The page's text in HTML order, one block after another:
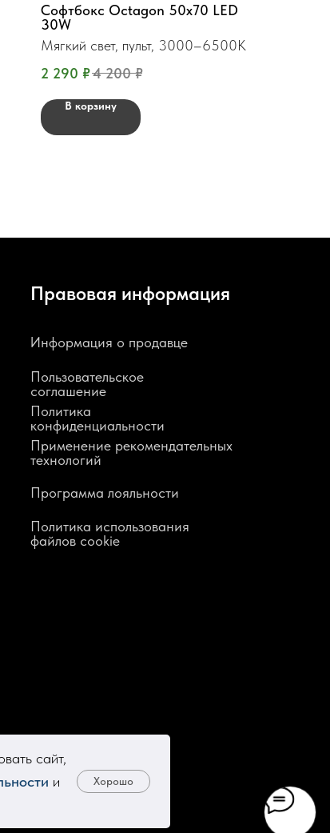
Софтбокс Octagon 50x70 LED
30W
Мягкий свет, пульт, 3000–6500K
2 290 ₽4 200 ₽
В корзину
сайт,
и
Хорошо
Пользовательское
соглашение
Политика
конфиденциальности
Программа лояльности
Политика использования
файлов cookie
Применение рекомендательных
технологий
Информация о продавце
Правовая информация